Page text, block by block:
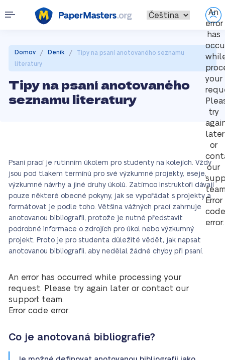
An
error
has
your
try
later
or
our
Error
code
error:
Domov / Deník /
Tipy na psaní anotovaného seznamu
literatury
Tipy na psaní anotovaného
seznamu literatury
Psaní prací je rutinním úkolem pro studenty na kolejích. Vždy
jsou pod tlakem termínů pro své výzkumné projekty, eseje,
výzkumné návrhy a jiné druhy úkolů. Zatímco instruktoři dávají
pouze některé obecné pokyny, jak se vypořádat s projekty a
formátovat je podle toho. Většina vážných prací zahrnuje
anotovanou bibliografii, protože je nutné představit
podrobné informace o zdrojích pro úkol nebo výzkumný
projekt. Proto je pro studenta důležité vědět, jak napsat
anotovanou bibliografii, aby nedělal žádné chyby při psaní.
An error has occurred while processing your
request. Please try again later or contact our
support team.
Error code error:
Co je anotovaná bibliografie?